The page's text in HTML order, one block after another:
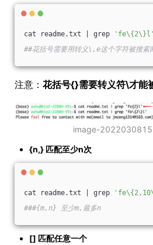
cat readme.txt | grep
'fe\{2\}l'
##花括号需要用转义\,e这个字符被搜索
注意： 花括号{}需要转义符\才能
image-
{n,} 匹配至少n次
cat readme.txt | grep
###{m,n} 至少m,最多n
[] 匹配任意一个